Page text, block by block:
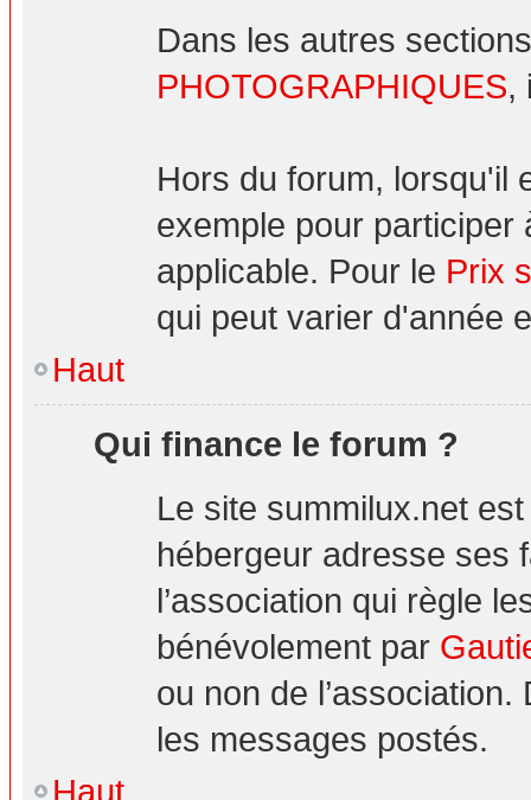
Dans les autres
PHOTOGRAPHIQUES,
Hors du forum, lorsqu'il
exemple pour participer
applicable. Pour le Prix
qui peut varier d'année
Haut
Qui finance le forum ?
Le site summilux.net
hébergeur adresse ses
l’association qui règle
bénévolement par
ou non de
les messages postés.
Haut